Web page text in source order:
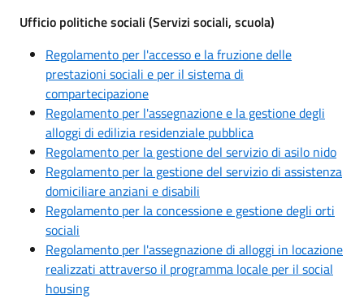
Ufficio politiche sociali (Servizi sociali, scuola)
Regolamento per l'accesso e la fruzione delle
prestazioni sociali e per il sistema di
compartecipazione
Regolamento per l'assegnazione e la gestione degli
alloggi di edilizia residenziale pubblica
Regolamento per la gestione del servizio di asilo nido
Regolamento per la gestione del servizio di assistenza
domiciliare anziani e disabili
Regolamento per la concessione e gestione degli orti
sociali
Regolamento per l'assegnazione di alloggi in locazione
realizzati attraverso il programma locale per il social
housing